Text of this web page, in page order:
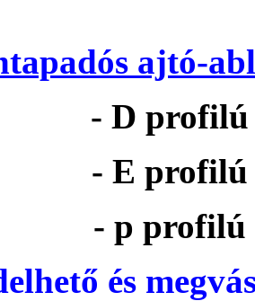
ajtó-
- D profilú
- E profilú
- p profilú
és